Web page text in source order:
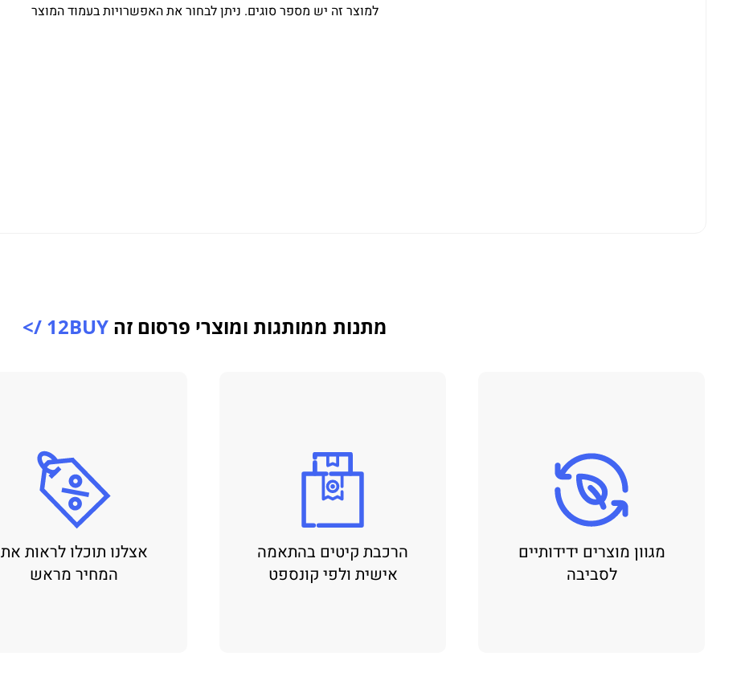
למוצר זה יש מספר סוגים. ניתן לבחור את האפשרויות בעמוד המוצר
מתנות ממותגות ומוצרי פרסום זה 12BUY />
מגוון מוצרים ידידותיים
לסביבה
הרכבת קיטים בהתאמה
אישית ולפי קונספט
אצלנו תוכלו לראות את
המחיר מראש